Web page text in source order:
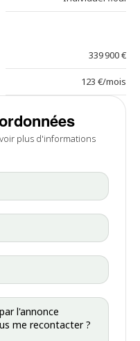
plus d'informations
339 900 €
123 €/mois